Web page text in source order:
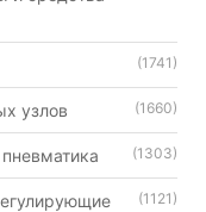
(1741)
узлов (1660)
(1303)
(1121)